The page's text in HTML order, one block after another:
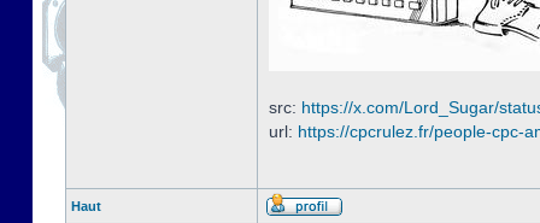
src: https://x.com/Lord_Sugar/
url: https://cpcrulez.fr/people-cpc-
Haut